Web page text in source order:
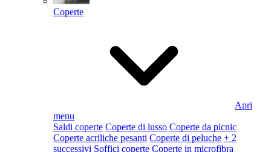
Coperte
Apri
menu
Saldi coperte Coperte di lusso Coperte da picnic
Coperte acriliche pesanti Coperte di peluche + 2
successivi Soffici coperte Coperte in microfibra